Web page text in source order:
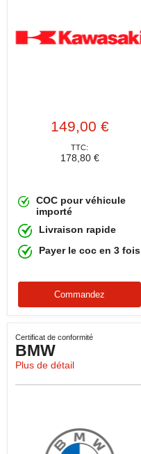
149,00 €
TTC:
178,80 €
COC pour véhicule
importé
Livraison rapide
Payer le coc en 3 fois
Commandez
Certificat de conformité
BMW
Plus de détail